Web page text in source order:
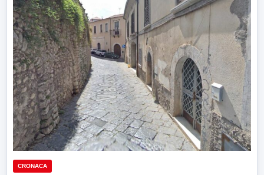
CRONACA